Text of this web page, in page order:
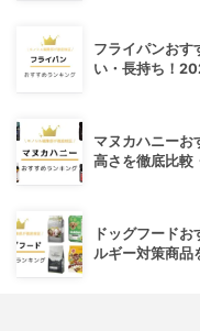
フライパンおす
い・長持ち！
マヌカハニーお
高さを徹底比較
ドッグフード
ルギー対策商品